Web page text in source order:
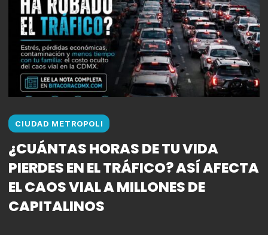
CIUDAD METROPOLI
¿CUÁNTAS HORAS DE TU VIDA
PIERDES EN EL TRÁFICO? ASÍ AFECTA
EL CAOS VIAL A MILLONES DE
CAPITALINOS